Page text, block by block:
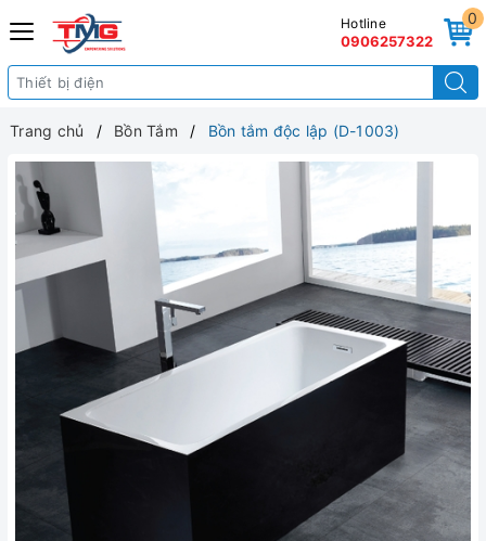
0
Hotline
0906257322
Trang chủ Bồn Tắm Bồn tắm độc lập (D-1003)